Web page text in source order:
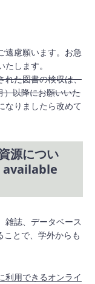
遠慮願います。お急
します。
れた図書の検収は、
以降にお願いいた
なりましたら改めて
源につい
雑誌、データベース
ことで、学外からも
利用できるオンライ